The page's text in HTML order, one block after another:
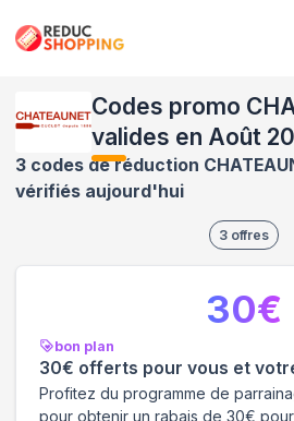
Codes promo
valides en Août
3 codes de réduction
vérifiés aujourd'hui
3 offres
bon plan
30€ offerts pour vous et
Profitez du programme de
pour obtenir un rabais de 30€
30€